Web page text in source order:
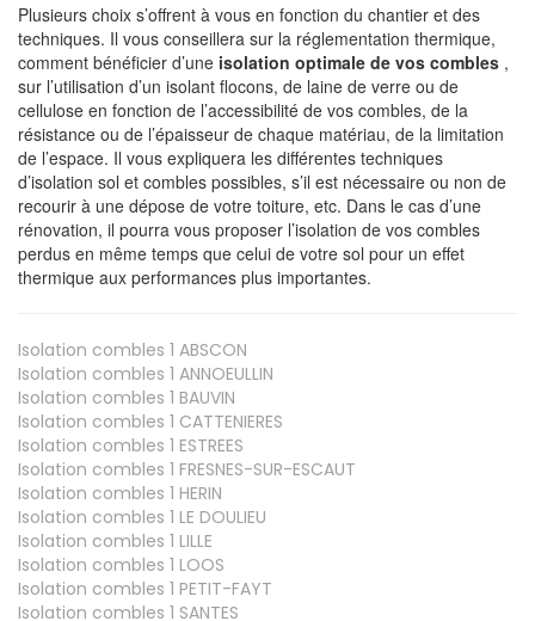
Plusieurs choix s’offrent à vous en fonction du chantier et des
techniques. Il vous conseillera sur la réglementation thermique,
comment bénéficier d’une isolation optimale de vos combles ,
sur l’utilisation d’un isolant flocons, de laine de verre ou de
cellulose en fonction de l’accessibilité de vos combles, de la
résistance ou de l’épaisseur de chaque matériau, de la limitation
de l’espace. Il vous expliquera les différentes techniques
d’isolation sol et combles possibles, s’il est nécessaire ou non de
recourir à une dépose de votre toiture, etc. Dans le cas d’une
rénovation, il pourra vous proposer l’isolation de vos combles
perdus en même temps que celui de votre sol pour un effet
thermique aux performances plus importantes.
Isolation combles 1 ABSCON
Isolation combles 1 ANNOEULLIN
Isolation combles 1 BAUVIN
Isolation combles 1 CATTENIERES
Isolation combles 1 ESTREES
Isolation combles 1 FRESNES-SUR-ESCAUT
Isolation combles 1 HERIN
Isolation combles 1 LE DOULIEU
Isolation combles 1 LILLE
Isolation combles 1 LOOS
Isolation combles 1 PETIT-FAYT
Isolation combles 1 SANTES